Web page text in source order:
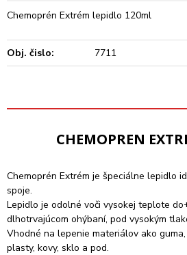
Chemoprén Extrém lepidlo 120ml
Obj. čislo: 7711
CHEMOPREN
Chemoprén Extrém je špeciálne lepidlo
spoje.
Lepidlo je odolné voči vysokej teplote
dlhotrvajúcom ohýbaní, pod vysokým
Vhodné na lepenie materiálov ako
plasty, kovy, sklo a pod.